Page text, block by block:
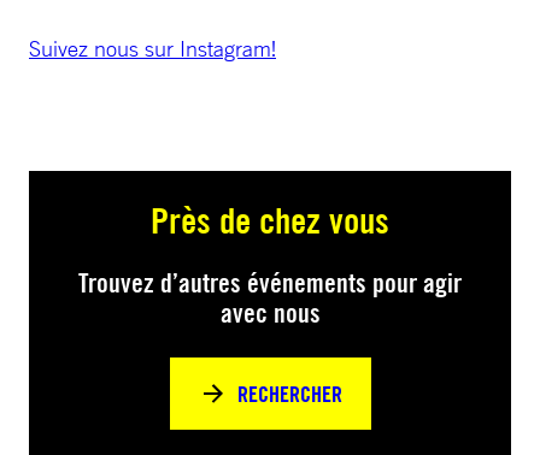
Suivez nous sur Instagram!
Près de chez vous
Trouvez d’autres événements pour agir
avec nous
RECHERCHER